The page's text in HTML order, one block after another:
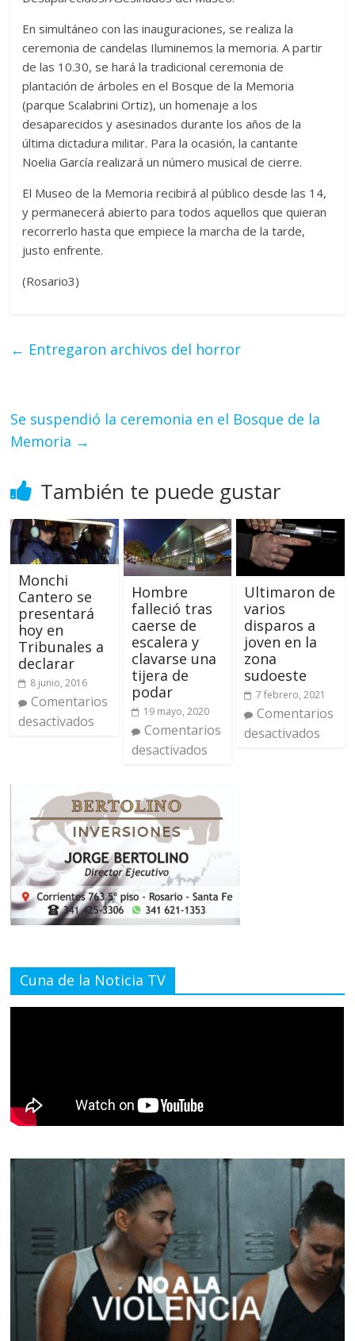
En simultáneo con las inauguraciones, se realiza la
ceremonia de candelas Iluminemos la memoria. A partir
de las 10.30, se hará la tradicional ceremonia de
plantación de árboles en el Bosque de la Memoria
(parque Scalabrini Ortiz), un homenaje a los
desaparecidos y asesinados durante los años de la
última dictadura militar. Para la ocasión, la cantante
Noelia García realizará un número musical de cierre.
El Museo de la Memoria recibirá al público desde las 14,
y permanecerá abierto para todos aquellos que quieran
recorrerlo hasta que empiece la marcha de la tarde,
justo enfrente.
(Rosario3)
← Entregaron archivos del horror
Se suspendió la ceremonia en el Bosque de la
Memoria →
También te puede gustar
Monchi
Cantero se
presentará
hoy en
Tribunales a
declarar
8 junio, 2016
Comentarios
desactivados
Hombre
falleció tras
caerse de
escalera y
clavarse una
tijera de
podar
19 mayo, 2020
Comentarios
desactivados
Ultimaron de
varios
disparos a
joven en la
zona
sudoeste
7 febrero, 2021
Comentarios
desactivados
Cuna de la Noticia TV